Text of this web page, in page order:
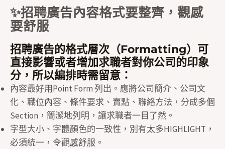
✨招聘廣告內容格式要整齊，觀感
要舒服
招聘廣告的格式層次（Formatting）可
直接影響或者增加求職者對你公司的印象
分，所以編排時需留意：
內容最好用Point Form 列出。應將公司簡介、公司文
化、職位內容、條件要求、賣點、聯絡方法，分成多個
Section，簡潔地列明，讓求職者一目了然。
字型大小、字體顏色的一致性，別有太多HIGHLIGHT，
必須統一，令觀感舒服。